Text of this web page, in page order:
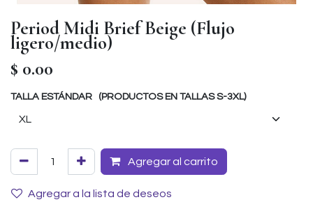
Period Midi Brief Beige (Flujo
ligero/medio)
$ 0.00
TALLA ESTÁNDAR (PRODUCTOS EN TALLAS S-3XL)
Agregar al carrito
Agregar a la lista de deseos